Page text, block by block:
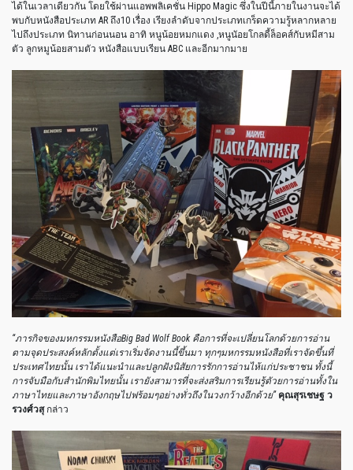
ได้ในเวลาเดียวกัน โดยใช้ผ่านแอพพลิเคชั่น Hippo Magic ซึ่งในปีนี้ภายในงานจะได้
พบกับหนังสือประเภท AR ถึง10 เรื่อง เรียงลำดับจากประเภทเกร็ดความรู้หลากหลาย
ไปถึงประเภท นิทานก่อนนอน อาทิ หนูน้อยหมกแดง ,หนูนัอยโกลดี้ล็อคส์กับหมีสาม
ตัว ลูกหมูน้อยสามตัว หนังสือแบบเรียน ABC และอีกมากมาย
“ภารกิจของมหกรรมหนังสือBig Bad Wolf Book คือการที่จะเปลี่ยนโลกด้วยการอ่าน
ตามจุดประสงค์หลักตั้งแต่เราเริ่มจัดงานนี้ขึ้นมา ทุกๆมหกรรมหนังสือที่เราจัดขึ้นที่
ประเทศไทยนั้น เราได้แนะนำและปลูกฝังนิสัยการรักการอ่านไห้แก่ประชาชน ทั้งนี้
การจับมือกับสำนักพิมไทยนั้น เรายังสามารที่จะส่งสริมการเรียนรู้ตัวยการอ่านทั้งใน
ภาษาไทยและภาษาอังกฤษไปฟร้อมๆอย่างทั่วถึงในวงกว้างอีกด้วย” คุณสุรเชษฐ ว
รวงศ์วสุกล่าว